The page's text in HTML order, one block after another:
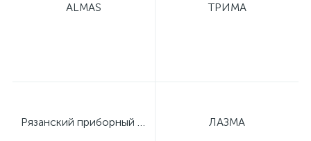
ALMAS ТРИМА
Рязанский приборный завод ЛАЗМА